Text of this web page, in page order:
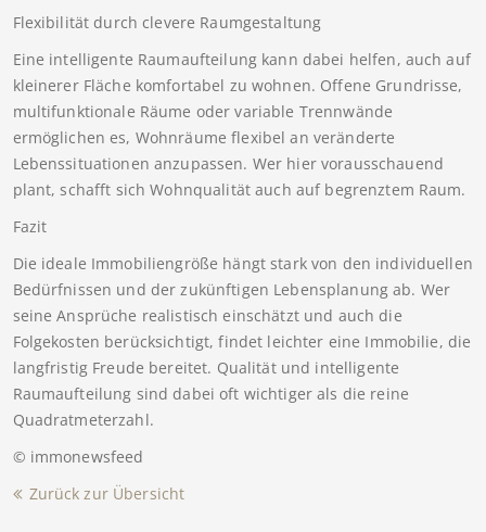
Flexibilität durch clevere Raumgestaltung
Eine intelligente Raumaufteilung kann dabei helfen, auch auf
kleinerer Fläche komfortabel zu wohnen. Offene Grundrisse,
multifunktionale Räume oder variable Trennwände
ermöglichen es, Wohnräume flexibel an veränderte
Lebenssituationen anzupassen. Wer hier vorausschauend
plant, schafft sich Wohnqualität auch auf begrenztem Raum.
Fazit
Die ideale Immobiliengröße hängt stark von den individuellen
Bedürfnissen und der zukünftigen Lebensplanung ab. Wer
seine Ansprüche realistisch einschätzt und auch die
Folgekosten berücksichtigt, findet leichter eine Immobilie, die
langfristig Freude bereitet. Qualität und intelligente
Raumaufteilung sind dabei oft wichtiger als die reine
Quadratmeterzahl.
© immonewsfeed
Zurück zur Übersicht